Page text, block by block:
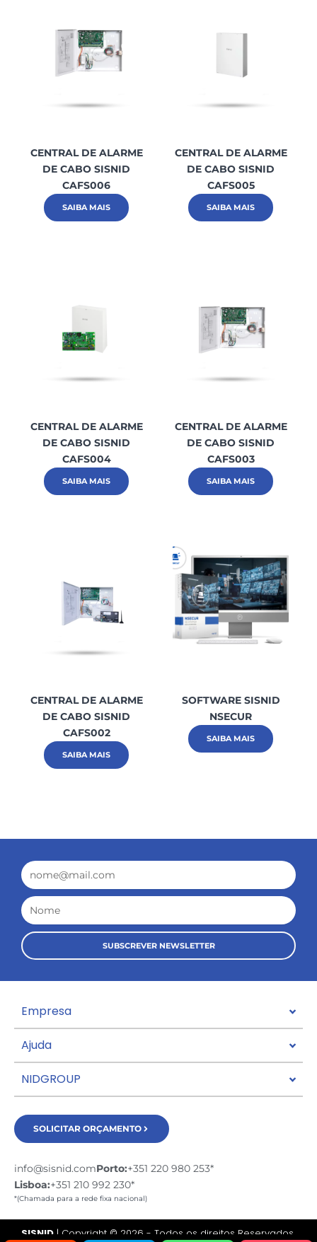
CENTRAL DE ALARME
DE CABO SISNID
CAFS006
SAIBA MAIS
CENTRAL DE ALARME
DE CABO SISNID
CAFS005
SAIBA MAIS
CENTRAL DE ALARME
DE CABO SISNID
CAFS004
SAIBA MAIS
CENTRAL DE ALARME
DE CABO SISNID
CAFS003
SAIBA MAIS
CENTRAL DE ALARME
DE CABO SISNID
CAFS002
SAIBA MAIS
SOFTWARE SISNID
NSECUR
SAIBA MAIS
Email
Nome
SUBSCREVER NEWSLETTER
Empresa
Ajuda
NIDGROUP
SOLICITAR ORÇAMENTO
info@sisnid.comPorto:+351 220 980 253*
Lisboa:+351 210 992 230*
*(Chamada para a rede fixa nacional)
SISNID | Copyright © 2026 - Todos os direitos Reservados.